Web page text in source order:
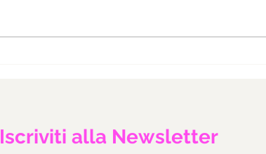
Iscriviti alla Newsletter